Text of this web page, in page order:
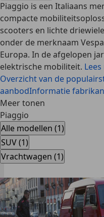
Piaggio is een Italiaans
compacte
scooters en lichte
onder de merknaam
Europa. In de afgelopen
elektrische mobiliteit.
Overzicht van de
aanbodInformatie
Meer tonen
Piaggio
Alle modellen (1)
SUV (1)
Vrachtwagen (1)